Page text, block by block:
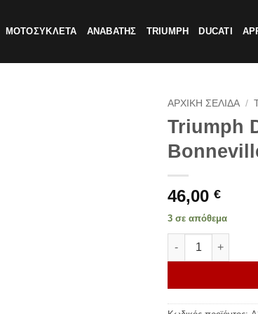
ΜΟΤΟΣΥΚΛΕΤΑ ΑΝΑΒΑΤΗΣ TRIUMPH DUCATI
ΑΡΧΙΚΗ ΣΕΛΙΔΑ /
Triumph
46,00 €
3 σε απόθεμα
Triumph